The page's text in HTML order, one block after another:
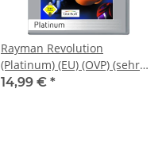
Rayman Revolution
(Platinum) (EU) (OVP) (sehr
guter Zustand) - PlayStation
14,99 € *